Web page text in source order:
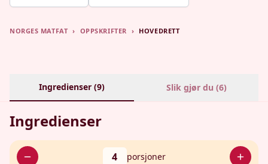
NORGES MATFAT › OPPSKRIFTER › HOVEDRETT
Ingredienser (9) Slik gjør du (6)
Ingredienser
4 porsjoner